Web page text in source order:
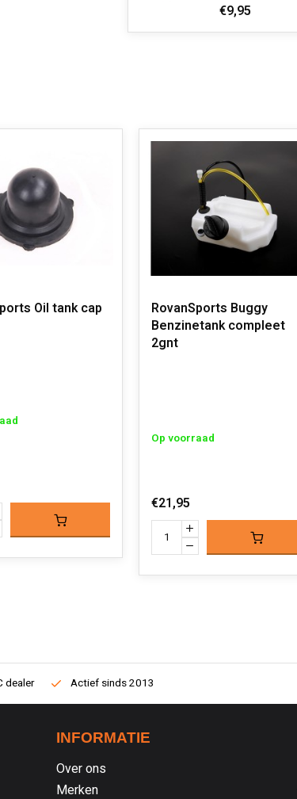
€9,95
Oil tank cap
RovanSports Buggy
Benzinetank compleet
2gnt
Op voorraad
€21,95
dealer Actief sinds 2013
INFORMATIE
Over ons
Merken